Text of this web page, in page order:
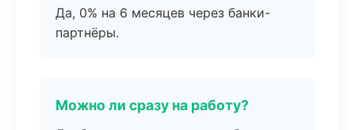
Да, 0% на 6 месяцев через банки-
партнёры.
Можно ли сразу на работу?